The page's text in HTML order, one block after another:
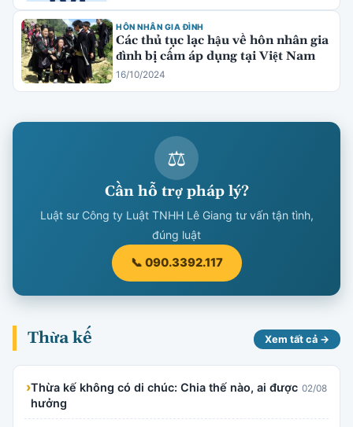
HÔN NHÂN GIA ĐÌNH
Các thủ tục lạc hậu về hôn nhân gia
đình bị cấm áp dụng tại Việt Nam
16/10/2024
⚖
Cần hỗ trợ pháp lý?
Luật sư Công ty Luật TNHH Lê Giang tư vấn tận tình,
đúng luật
📞 090.3392.117
Thừa kế Xem tất cả →
›Thừa kế không có di chúc: Chia thế nào, ai được
hưởng
02/08